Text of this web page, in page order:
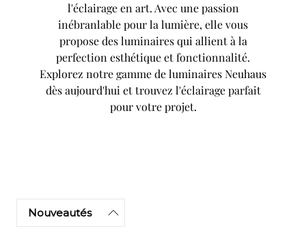
l'éclairage en art. Avec une passion
inébranlable pour la lumière, elle vous
propose des luminaires qui allient à la
perfection esthétique et fonctionnalité.
Explorez notre gamme de luminaires Neuhaus
dès aujourd'hui et trouvez l'éclairage parfait
pour votre projet.
Nouveautés